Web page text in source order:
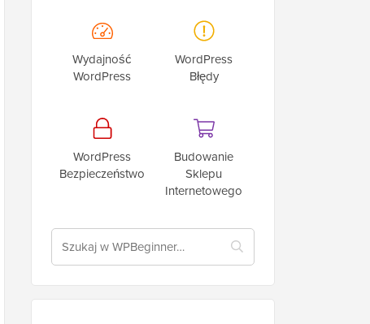
Wydajność
WordPress
WordPress
Błędy
WordPress
Bezpieczeństwo
Budowanie
Sklepu
Internetowego